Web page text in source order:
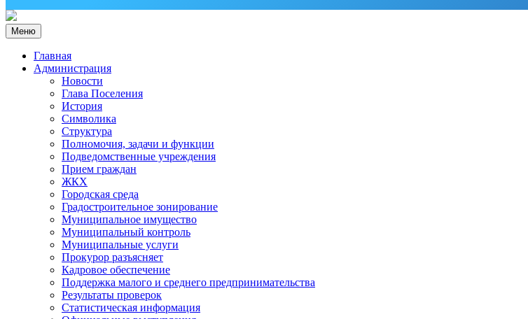
Меню
Главная
Администрация
Новости
Глава Поселения
История
Символика
Структура
Полномочия, задачи и функции
Подведомственные учреждения
Прием граждан
ЖКХ
Городская среда
Градостроительное зонирование
Муниципальное имущество
Муниципальный контроль
Муниципальные услуги
Прокурор разъясняет
Кадровое обеспечение
Поддержка малого и среднего предпринимательства
Результаты проверок
Статистическая информация